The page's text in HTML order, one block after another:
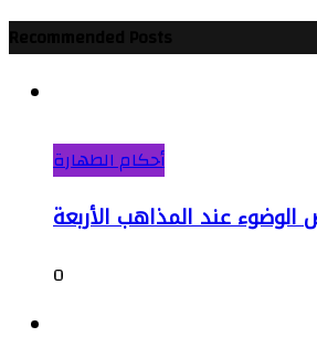
أحكام الطهارة
الوضوء عند المذاهب الأربعة
0